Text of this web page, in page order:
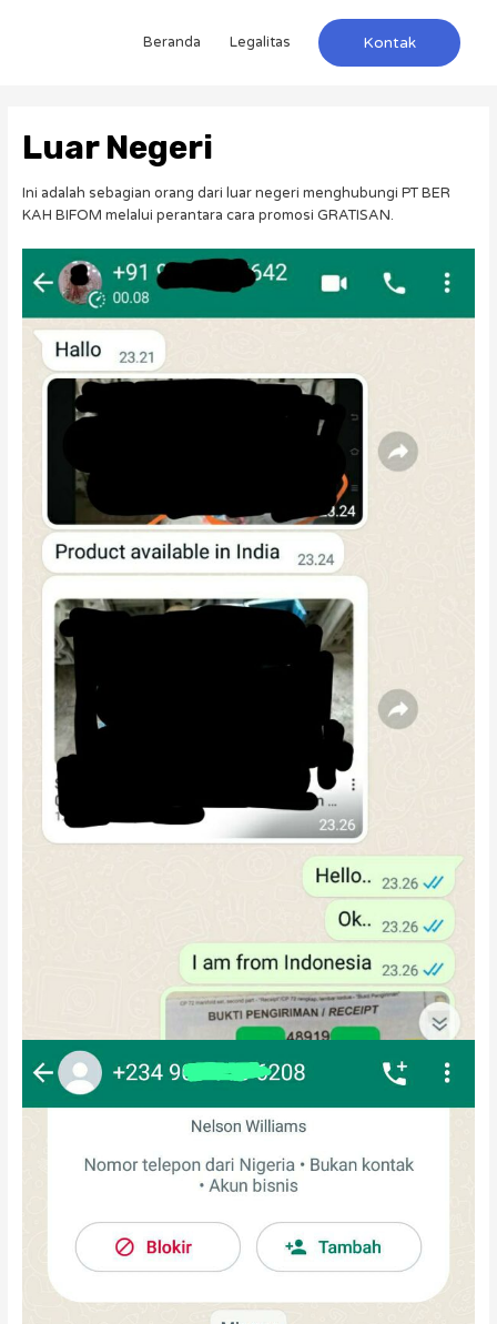
Beranda Legalitas Kontak
Luar Negeri
Ini adalah sebagian orang dari luar negeri menghubungi PT BER
KAH BIFOM melalui perantara cara promosi GRATISAN.